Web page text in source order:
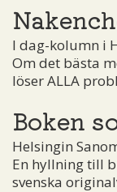
I dag-kolumn i
Om det bästa
löser ALLA
Boken
Helsingin
En hyllning till
svenska